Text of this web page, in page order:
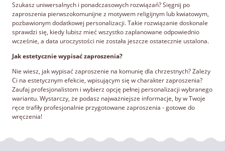
Szukasz uniwersalnych i ponadczasowych rozwiązań? Sięgnij po
zaproszenia pierwszokomunijne z motywem religijnym lub kwiatowym,
pozbawionym dodatkowej personalizacji. Takie rozwiązanie doskonale
sprawdzi się, kiedy lubisz mieć wszystko zaplanowane odpowiednio
wcześnie, a data uroczystości nie została jeszcze ostatecznie ustalona.
Jak estetycznie wypisać zaproszenia?
Nie wiesz, jak wypisać zaproszenie na komunię dla chrzestnych? Zależy
Ci na estetycznym efekcie, wpisującym się w charakter zaproszenia?
Zaufaj profesjonalistom i wybierz opcję pełnej personalizacji wybranego
wariantu. Wystarczy, że podasz najważniejsze informacje, by w Twoje
ręce trafiły profesjonalnie przygotowane zaproszenia - gotowe do
wręczenia!